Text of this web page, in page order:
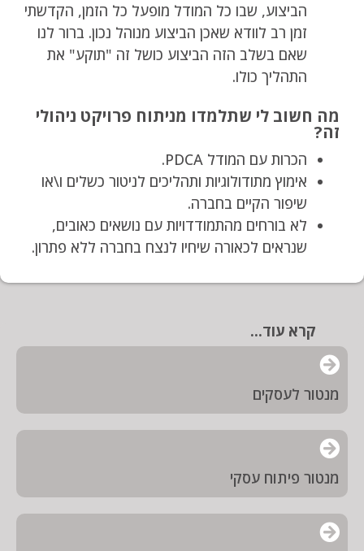
קרא עוד...
מנטור לעסקים
מנטור פיתוח עסקי
הביצוע, שבו כל המודל מופעל כל הזמן, הקדשתי
זמן רב לוודא שאכן הביצוע מנוהל נכון. ברור לנו
שאם בשלב הזה הביצוע כושל זה "תוקע" את
התהליך כולו.
מה חשוב לי שתלמדו מניתוח פרויקט ניהולי
זה?
הכרות עם המודל PDCA.
אימוץ מתודולוגיות ותהליכים לניטור כשלים ו\או
שיפור הקיים בחברה.
לא בורחים מהתמודדויות עם נושאים כאובים,
שנראים לכאורה שיחיו לנצח בחברה ללא פתרון.